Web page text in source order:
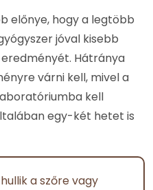
előnye, hogy a legtöbb
jóval kisebb
Hátránya
várni kell, mivel a
kell
egy-két hetet is
a szőre vagy